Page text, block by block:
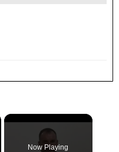
Now Playing